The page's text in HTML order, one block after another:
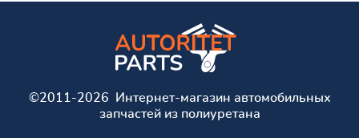
©2011-2026 Интернет-магазин автомобильных
запчастей из полиуретана